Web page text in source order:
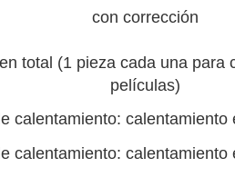
con corrección
total (1 pieza cada una para
películas)
calentamiento: calentamiento
calentamiento: calentamiento